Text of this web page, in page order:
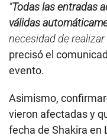
“Todas las entradas
válidas
necesidad de
precisó el
evento.
Asimismo,
vieron afectadas y
fecha de Shakira en